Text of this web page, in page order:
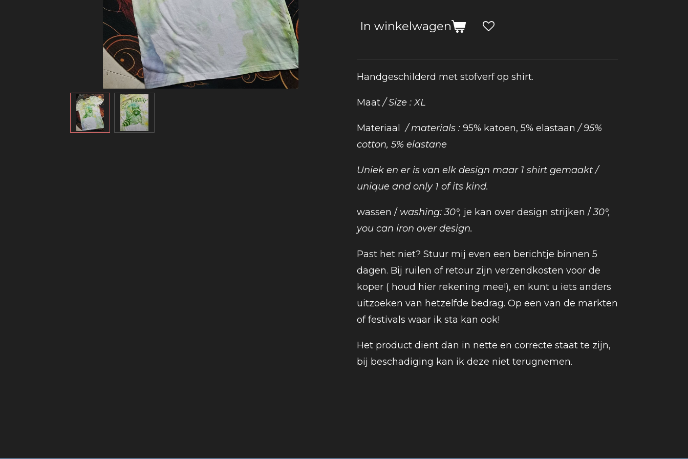
In winkelwagen
Handgeschilderd met stofverf op shirt.
Maat/ Size : XL
Materiaal / materials : 95% katoen, 5% elastaan/ 95%
cotton, 5% elastane
Uniek en er is van elk design maar 1 shirt gemaakt /
unique and only 1 of its kind.
wassen / washing: 30°, je kan over design strijken /30°,
you can iron over design.
Past het niet? Stuur mij even een berichtje binnen 5
dagen. Bij ruilen of retour zijn verzendkosten voor de
koper ( houd hier rekening mee!), en kunt u iets anders
uitzoeken van hetzelfde bedrag. Op een van de markten
of festivals waar ik sta kan ook!
Het product dient dan in nette en correcte staat te zijn,
bij beschadiging kan ik deze niet terugnemen.